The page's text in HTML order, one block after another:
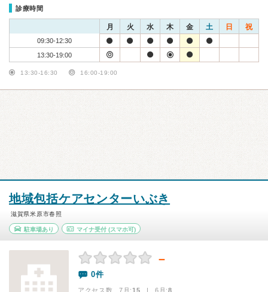
診療時間
月 火 水 木 金 土 日 祝
09:30-12:30
13:30-19:00
13:30-16:30 16:00-19:00
地域包括ケアセンターいぶき
滋賀県米原市春照
駐車場あり マイナ受付(スマホ可)
－
0件
アクセス数 7月:15 | 6月:8